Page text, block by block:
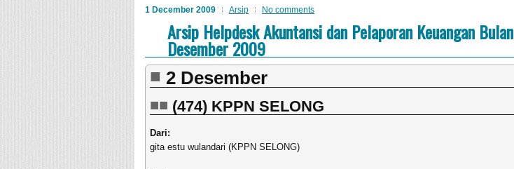
1 December 2009 Arsip No comments
Arsip Helpdesk Akuntansi dan Pelaporan Keuangan Bulan
Desember 2009
2 Desember
(474) KPPN SELONG
Dari:
gita estu wulandari (KPPN SELONG)